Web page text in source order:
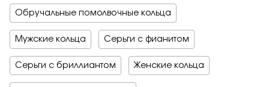
Обручальные помолвочные кольца
Мужские кольца Серьги с фианитом
Серьги с бриллиантом Женские кольца